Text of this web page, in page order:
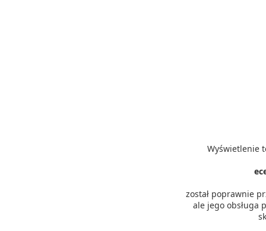
Wyświetlenie
został poprawnie
ale jego obsługa